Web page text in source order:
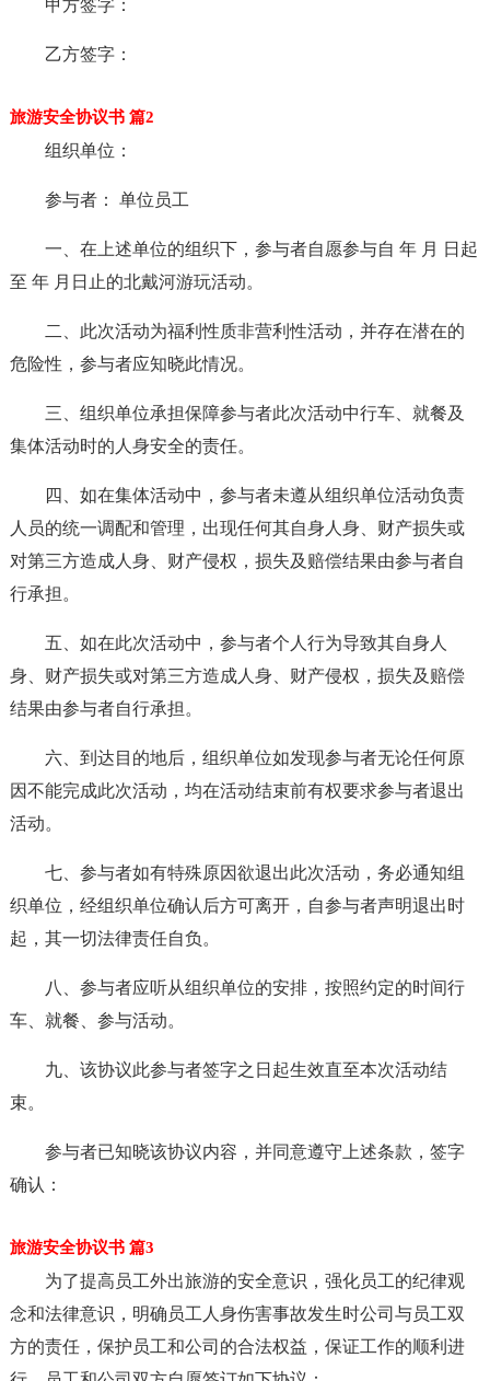
甲方签字：
乙方签字：
旅游安全协议书 篇2
组织单位：
参与者： 单位员工
一、在上述单位的组织下，参与者自愿参与自 年 月 日起
至 年 月日止的北戴河游玩活动。
二、此次活动为福利性质非营利性活动，并存在潜在的
危险性，参与者应知晓此情况。
三、组织单位承担保障参与者此次活动中行车、就餐及
集体活动时的人身安全的责任。
四、如在集体活动中，参与者未遵从组织单位活动负责
人员的统一调配和管理，出现任何其自身人身、财产损失或
对第三方造成人身、财产侵权，损失及赔偿结果由参与者自
行承担。
五、如在此次活动中，参与者个人行为导致其自身人
身、财产损失或对第三方造成人身、财产侵权，损失及赔偿
结果由参与者自行承担。
六、到达目的地后，组织单位如发现参与者无论任何原
因不能完成此次活动，均在活动结束前有权要求参与者退出
活动。
七、参与者如有特殊原因欲退出此次活动，务必通知组
织单位，经组织单位确认后方可离开，自参与者声明退出时
起，其一切法律责任自负。
八、参与者应听从组织单位的安排，按照约定的时间行
车、就餐、参与活动。
九、该协议此参与者签字之日起生效直至本次活动结
束。
参与者已知晓该协议内容，并同意遵守上述条款，签字
确认：
旅游安全协议书 篇3
为了提高员工外出旅游的安全意识，强化员工的纪律观
念和法律意识，明确员工人身伤害事故发生时公司与员工双
方的责任，保护员工和公司的合法权益，保证工作的顺利进